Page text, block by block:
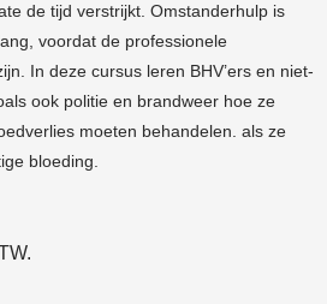
de tijd verstrijkt. Omstanderhulp is
voordat de professionele
In deze cursus leren BHV’ers en niet-
ook politie en brandweer hoe ze
moeten behandelen. als ze
bloeding.